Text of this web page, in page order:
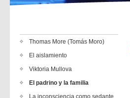
Thomas More (Tomás Moro)
El aislamiento
Viktoria Mullova
El padrino y la familia
La inconsciencia como sedante